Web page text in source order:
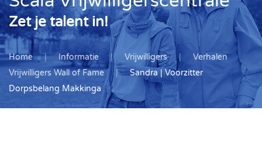
Zet je talent in!
Home Informatie Vrijwilligers
Verhalen
Vrijwilligers Wall of Fame
Sandra | Voorzitter
Dorpsbelang Makkinga